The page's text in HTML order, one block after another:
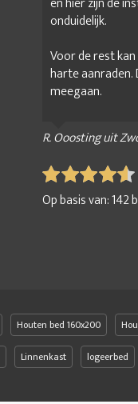
onduidelijk.
Voor de rest
harte aanraden.
meegaan.
R. Ooosting uit
Op basis van:142
Houten bed 160x200
Linnenkast logeerbed